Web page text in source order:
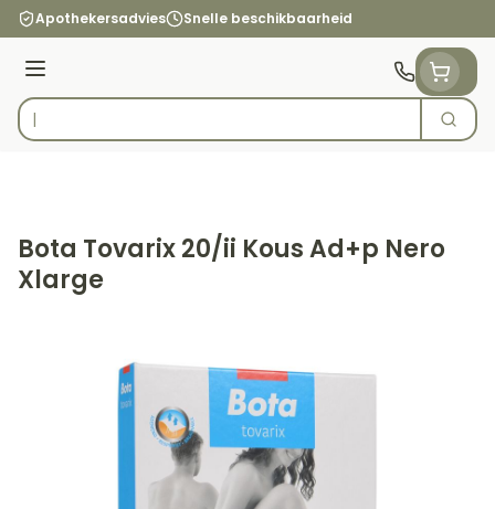
Ga naar de inhoud
Apothekersadvies Snelle beschikbaarheid
Menu
Product, merk, categorie...
Zoek
Bota Tovarix 20/ii Kous Ad+p Nero
Xlarge